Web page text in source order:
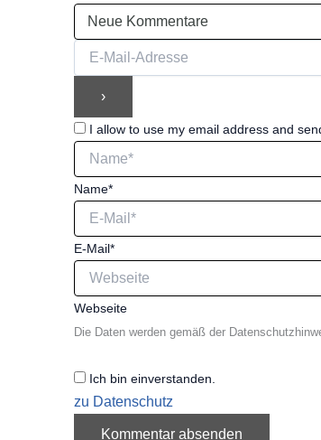
I allow to use my email address and
Name*
E-Mail*
Webseite
Die Daten werden gemäß der
Ich bin einverstanden.
zu Datenschutz